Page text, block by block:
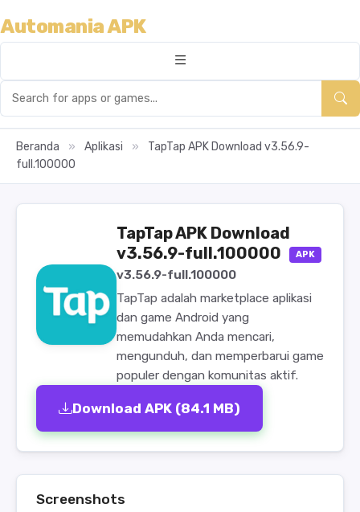
Automania APK
Beranda » Aplikasi »
TapTap APK Download v3.56.9-
full.100000
TapTap APK Download
v3.56.9-full.100000
APK
v3.56.9-full.100000
TapTap adalah marketplace aplikasi
dan game Android yang
memudahkan Anda mencari,
mengunduh, dan memperbarui game
populer dengan komunitas aktif.
Download APK (84.1 MB)
Screenshots